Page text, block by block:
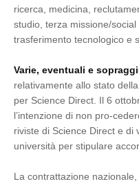
ricerca, medicina,
studio, terza missione/
trasferimento tecnologico e
Varie, eventuali e
relativamente allo stato
per Science Direct. Il 6
l’intenzione di non pro-
riviste di Science Direct e di
università per stipulare
La contrattazione